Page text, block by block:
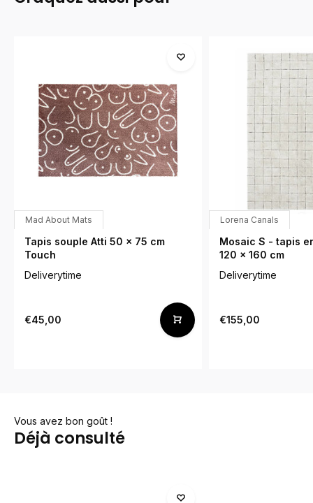
Mad About Mats
Tapis souple Atti 50 x 75 cm
Touch
Deliverytime
€45,00
Lorena Canals
Mosaic S - tapis
120 x 160 cm
Deliverytime
€155,00
Vous avez bon goût !
Déjà consulté